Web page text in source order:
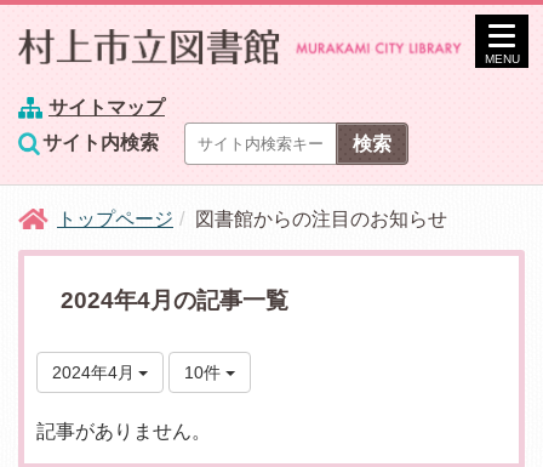
サイトマップ
サイト内検索
MENU
トップページ 図書館からの注目のお知らせ
2024年4月の記事一覧
2024年4月 10件
記事がありません。